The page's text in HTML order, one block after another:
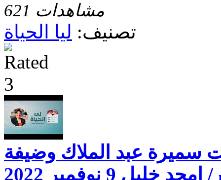
621 مشاهدات
تصنيف: ليا الحياة
سميرة عبد الملاك وضيفة
9 نوفمبر 2022